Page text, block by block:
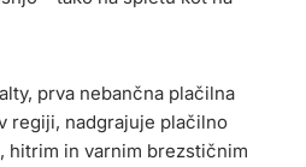
prva nebančna plačilna
regiji, nadgrajuje plačilno
hitrim in varnim brezstičnim